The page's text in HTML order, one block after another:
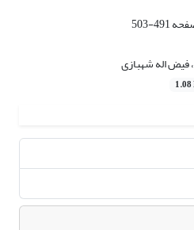
491-503
فیض اله شهبازی